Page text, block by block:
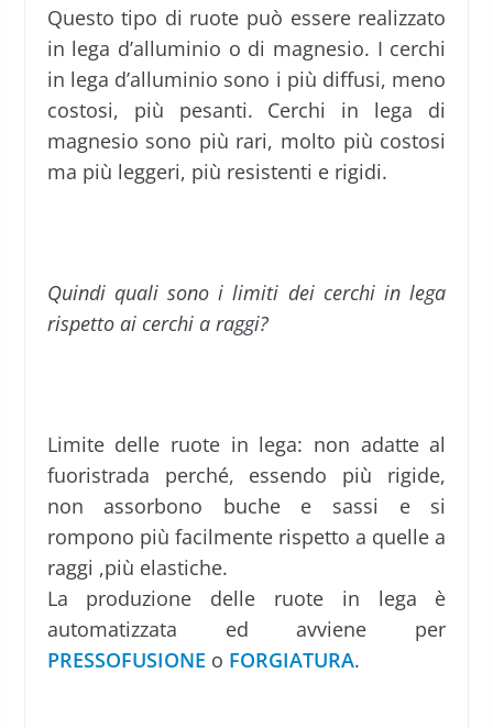
Questo tipo di ruote può essere realizzato
in lega d’alluminio o di magnesio. I cerchi
in lega d’alluminio sono i più diffusi, meno
costosi, più pesanti. Cerchi in lega di
magnesio sono più rari, molto più costosi
ma più leggeri, più resistenti e rigidi.
Quindi quali sono i limiti dei cerchi in lega
rispetto ai cerchi a raggi?
Limite delle ruote in lega: non adatte al
fuoristrada perché, essendo più rigide,
non assorbono buche e sassi e si
rompono più facilmente rispetto a quelle a
raggi ,più elastiche.
La produzione delle ruote in lega è
automatizzata ed avviene per
PRESSOFUSIONE o FORGIATURA.